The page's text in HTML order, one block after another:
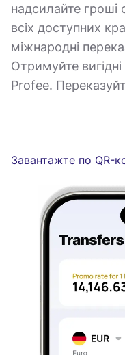
надсилайте гроші
всіх доступних
міжнародні
Отримуйте
Profee.
Завантажте по QR-